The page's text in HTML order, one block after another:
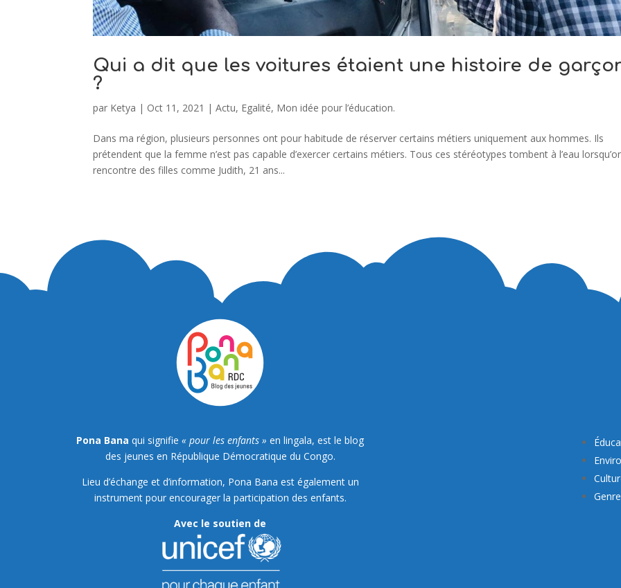
Qui a dit que les voitures étaient une histoire de
?
par Ketya | Oct 11, 2021 |Actu, Egalité, Mon idée pour l’éducation.
Dans ma région, plusieurs personnes ont pour habitude de réserver certains métiers uniquement aux hommes. Ils
prétendent que la femme n’est pas capable d’exercer certains métiers. Tous ces stéréotypes tombent à l’eau
rencontre des filles comme Judith, 21 ans...
Pona Bana qui signifie« pour les enfants » en lingala, est le blog
des jeunes en République Démocratique du Congo.
Lieu d’échange et d’information, Pona Bana est également un
instrument pour encourager la participation des enfants.
Avec le soutien de